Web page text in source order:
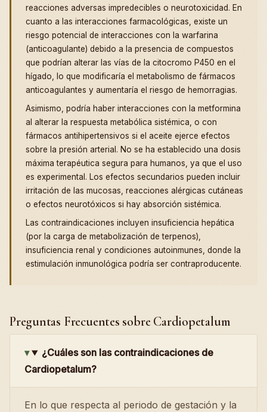
reacciones adversas impredecibles o neurotoxicidad. En
cuanto a las interacciones farmacológicas, existe un
riesgo potencial de interacciones con la warfarina
(anticoagulante) debido a la presencia de compuestos
que podrían alterar las vías de la citocromo P450 en el
hígado, lo que modificaría el metabolismo de fármacos
anticoagulantes y aumentaría el riesgo de hemorragias.
Asimismo, podría haber interacciones con la metformina
al alterar la respuesta metabólica sistémica, o con
fármacos antihipertensivos si el aceite ejerce efectos
sobre la presión arterial. No se ha establecido una dosis
máxima terapéutica segura para humanos, ya que el uso
es experimental. Los efectos secundarios pueden incluir
irritación de las mucosas, reacciones alérgicas cutáneas
o efectos neurotóxicos si hay absorción sistémica.
Las contraindicaciones incluyen insuficiencia hepática
(por la carga de metabolización de terpenos),
insuficiencia renal y condiciones autoinmunes, donde la
estimulación inmunológica podría ser contraproducente.
Preguntas Frecuentes sobre Cardiopetalum
¿Cuáles son las contraindicaciones de
Cardiopetalum?
En lo que respecta al periodo de gestación y la